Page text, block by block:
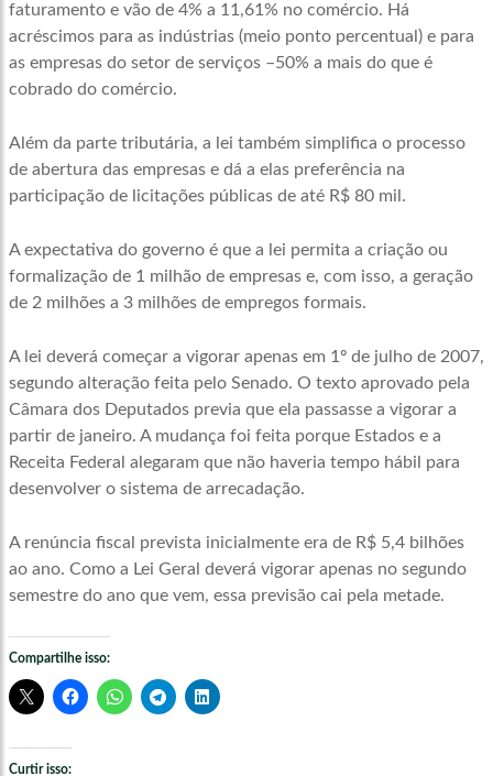
faturamento e vão de 4% a 11,61% no comércio. Há
acréscimos para as indústrias (meio ponto percentual) e para
as empresas do setor de serviços –50% a mais do que é
cobrado do comércio.
Além da parte tributária, a lei também simplifica o processo
de abertura das empresas e dá a elas preferência na
participação de licitações públicas de até R$ 80 mil.
A expectativa do governo é que a lei permita a criação ou
formalização de 1 milhão de empresas e, com isso, a geração
de 2 milhões a 3 milhões de empregos formais.
A lei deverá começar a vigorar apenas em 1º de julho de 2007,
segundo alteração feita pelo Senado. O texto aprovado pela
Câmara dos Deputados previa que ela passasse a vigorar a
partir de janeiro. A mudança foi feita porque Estados e a
Receita Federal alegaram que não haveria tempo hábil para
desenvolver o sistema de arrecadação.
A renúncia fiscal prevista inicialmente era de R$ 5,4 bilhões
ao ano. Como a Lei Geral deverá vigorar apenas no segundo
semestre do ano que vem, essa previsão cai pela metade.
Compartilhe isso:
Curtir isso: